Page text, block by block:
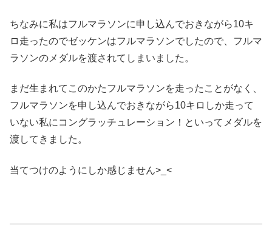
ちなみに私はフルマラソンに申し込んでおきながら10キ
ロ走ったのでゼッケンはフルマラソンでしたので、フルマ
ラソンのメダルを渡されてしまいました。
まだ生まれてこのかたフルマラソンを走ったことがなく、
フルマラソンを申し込んでおきながら10キロしか走って
いない私にコングラッチュレーション！といってメダルを
渡してきました。
当てつけのようにしか感じません>_<